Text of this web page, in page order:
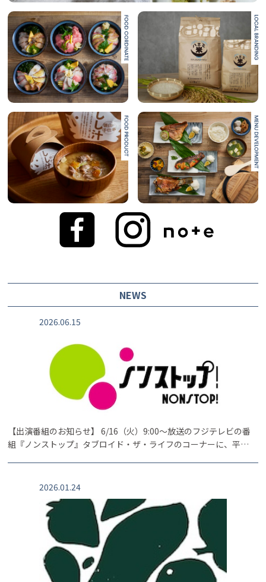
NEWS
2026.06.15
【出演番組のお知らせ】 6/16（火）9:00〜放送のフジテレビの番
組『ノンストップ』タブロイド・ザ・ライフのコーナーに、平…
2026.01.24